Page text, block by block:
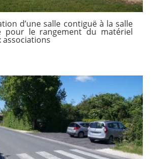
d’une salle contiguë à la salle
pour le rangement du matériel
associations